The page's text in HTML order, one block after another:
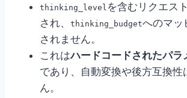
thinking_level を含むリクエス
され、
thinking_budgetへのマッ
されません。
これはハードコードされたパラ
であり、自動変換や後方互換性
ん。